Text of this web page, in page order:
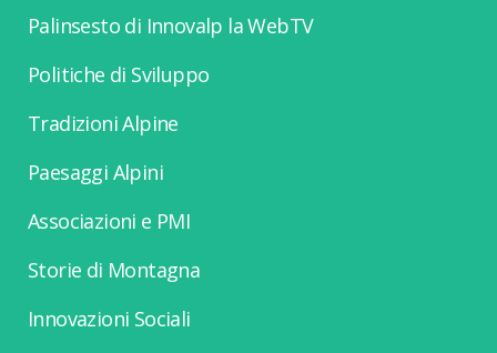
Palinsesto di Innovalp la WebTV
Politiche di Sviluppo
Tradizioni Alpine
Paesaggi Alpini
Associazioni e PMI
Storie di Montagna
Innovazioni Sociali